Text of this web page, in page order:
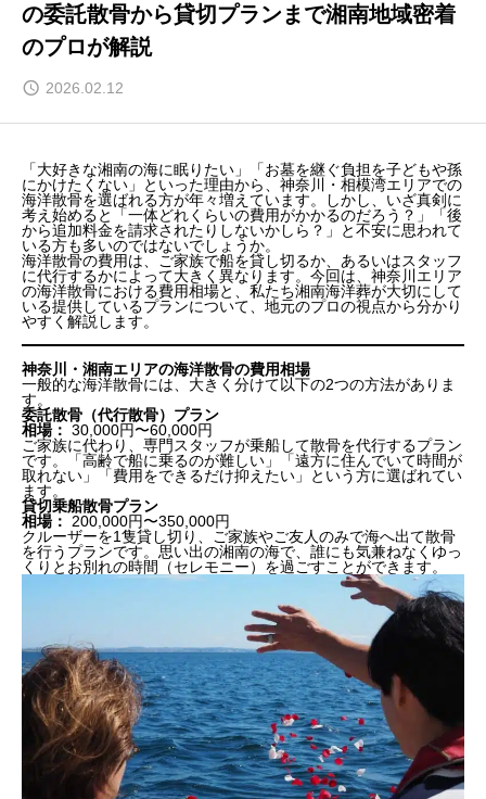
の委託散骨から貸切プランまで湘南地域密着
のプロが解説
2026.02.12
「大好きな湘南の海に眠りたい」「お墓を継ぐ負担を子どもや孫
にかけたくない」といった理由から、神奈川・相模湾エリアでの
海洋散骨を選ばれる方が年々増えています。しかし、いざ真剣に
考え始めると「一体どれくらいの費用がかかるのだろう？」「後
から追加料金を請求されたりしないかしら？」と不安に思われて
いる方も多いのではないでしょうか。
海洋散骨の費用は、ご家族で船を貸し切るか、あるいはスタッフ
に代行するかによって大きく異なります。今回は、神奈川エリア
の海洋散骨における費用相場と、私たち湘南海洋葬が大切にして
いる提供しているプランについて、地元のプロの視点から分かり
やすく解説します。
神奈川・湘南エリアの海洋散骨の費用相場
一般的な海洋散骨には、大きく分けて以下の2つの方法がありま
す。
委託散骨（代行散骨）プラン
相場： 30,000円〜60,000円
ご家族に代わり、専門スタッフが乗船して散骨を代行するプラン
です。「高齢で船に乗るのが難しい」「遠方に住んでいて時間が
取れない」「費用をできるだけ抑えたい」という方に選ばれてい
ます。
貸切乗船散骨プラン
相場： 200,000円〜350,000円
クルーザーを1隻貸し切り、ご家族やご友人のみで海へ出て散骨
を行うプランです。思い出の湘南の海で、誰にも気兼ねなくゆっ
くりとお別れの時間（セレモニー）を過ごすことができます。